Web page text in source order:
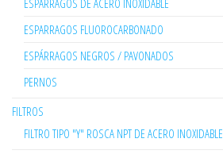
ESPARRAGOS DE ACERO INOXIDABLE
ESPARRAGOS FLUOROCARBONADO
ESPÁRRAGOS NEGROS / PAVONADOS
PERNOS
FILTROS
FILTRO TIPO "Y" ROSCA NPT DE ACERO INOXIDABLE